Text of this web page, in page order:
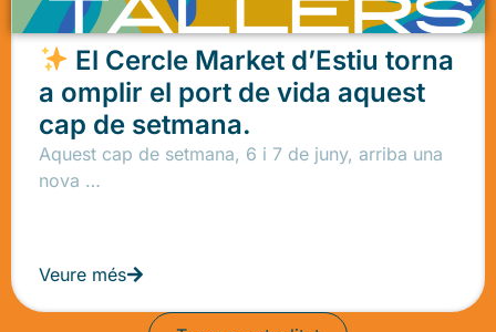
El Cercle Market d’Estiu torna
a omplir el port de vida aquest
cap de setmana.
Aquest cap de setmana, 6 i 7 de juny, arriba una
nova …
Veure més